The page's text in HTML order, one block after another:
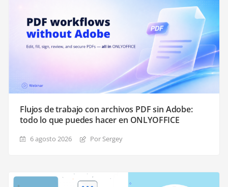
Flujos de trabajo con archivos PDF sin Adobe:
todo lo que puedes hacer en ONLYOFFICE
6 agosto 2026 Por Sergey